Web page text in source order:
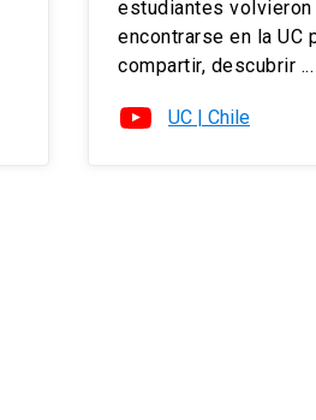
estudiantes volvieron
encontrarse en la UC
compartir, descubrir ...
UC | Chile